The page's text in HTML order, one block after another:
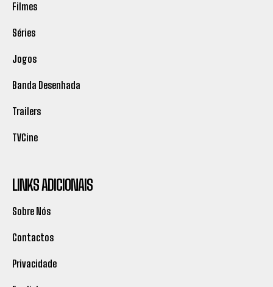
Filmes
Séries
Jogos
Banda Desenhada
Trailers
TVCine
LINKS ADICIONAIS
Sobre Nós
Contactos
Privacidade